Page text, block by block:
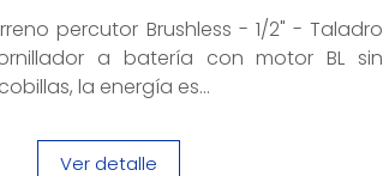
percutor Brushless - 1/2" - Taladro
a batería con motor BL sin
la energía es...
Ver detalle